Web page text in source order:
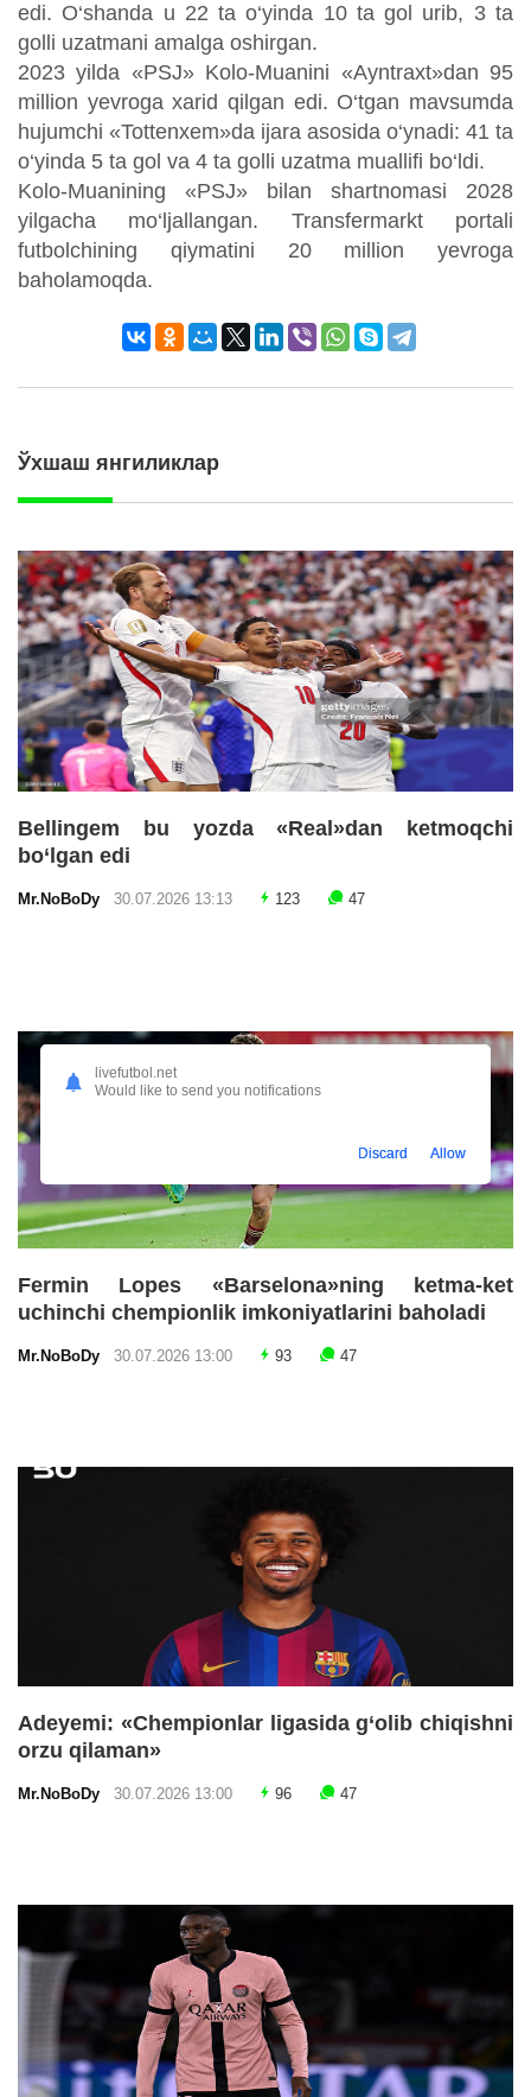
edi. O‘shanda u 22 ta o‘yinda 10 ta gol urib, 3 ta
golli uzatmani amalga oshirgan.
2023 yilda «PSJ» Kolo-Muanini «Ayntraxt»dan 95
million yevroga xarid qilgan edi. O‘tgan mavsumda
hujumchi «Tottenxem»da ijara asosida o‘ynadi: 41 ta
o‘yinda 5 ta gol va 4 ta golli uzatma muallifi bo‘ldi.
Kolo-Muanining «PSJ» bilan shartnomasi 2028
yilgacha mo‘ljallangan. Transfermarkt portali
futbolchining qiymatini 20 million yevroga
baholamoqda.
Ўхшаш янгиликлар
Bellingem bu yozda «Real»dan ketmoqchi
bo‘lgan edi
Mr.NoBoDy 30.07.2026 13:13 123 47
Fermin Lopes «Barselona»ning ketma-ket
uchinchi chempionlik imkoniyatlarini baholadi
Mr.NoBoDy 30.07.2026 13:00 93 47
Adeyemi: «Chempionlar ligasida g‘olib chiqishni
orzu qilaman»
Mr.NoBoDy 30.07.2026 13:00 96 47
livefutbol.net
Would like to send you notifications
Discard Allow